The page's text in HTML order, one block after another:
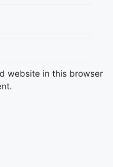
website in this browser